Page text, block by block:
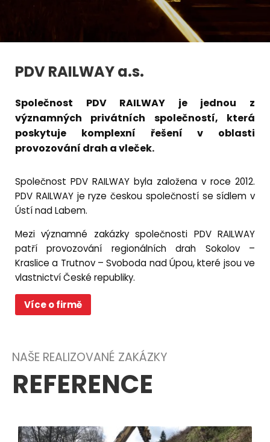
PDV RAILWAY a.s.
Společnost PDV RAILWAY je jednou z
významných privátních společností, která
poskytuje komplexní řešení v oblasti
provozování drah a vleček.
Společnost PDV RAILWAY byla založena v roce 2012.
PDV RAILWAY je ryze českou společností se sídlem v
Ústí nad Labem.
Mezi významné zakázky společnosti PDV RAILWAY
patří provozování regionálních drah Sokolov –
Kraslice a Trutnov – Svoboda nad Úpou, které jsou ve
vlastnictví České republiky.
Více o firmě
REFERENCE
NAŠE REALIZOVANÉ ZAKÁZKY